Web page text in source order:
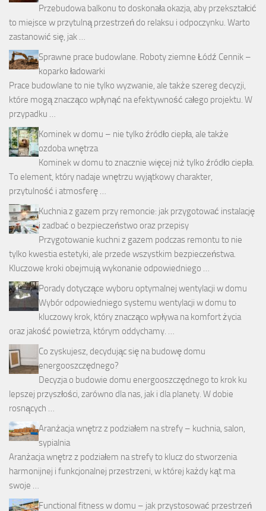
Przebudowa balkonu to doskonała okazja, aby przekształcić
to miejsce w przytulną przestrzeń do relaksu i odpoczynku. Warto
zastanowić się, jak …
Sprawne prace budowlane. Roboty ziemne Łódź Cennik –
koparko ładowarki
Prace budowlane to nie tylko wyzwanie, ale także szereg decyzji,
które mogą znacząco wpłynąć na efektywność całego projektu. W
przypadku …
Kominek w domu – nie tylko źródło ciepła, ale także
ozdoba wnętrza
Kominek w domu to znacznie więcej niż tylko źródło ciepła.
To element, który nadaje wnętrzu wyjątkowy charakter,
przytulność i atmosferę …
Kuchnia z gazem przy remoncie: jak przygotować instalację
i zadbać o bezpieczeństwo oraz przepisy
Przygotowanie kuchni z gazem podczas remontu to nie
tylko kwestia estetyki, ale przede wszystkim bezpieczeństwa.
Kluczowe kroki obejmują wykonanie odpowiedniego …
Porady dotyczące wyboru optymalnej wentylacji w domu
Wybór odpowiedniego systemu wentylacji w domu to
kluczowy krok, który znacząco wpływa na komfort życia
oraz jakość powietrza, którym oddychamy. …
Co zyskujesz, decydując się na budowę domu
energooszczędnego?
Decyzja o budowie domu energooszczędnego to krok ku
lepszej przyszłości, zarówno dla nas, jak i dla planety. W dobie
rosnących …
Aranżacja wnętrz z podziałem na strefy – kuchnia, salon,
sypialnia
Aranżacja wnętrz z podziałem na strefy to klucz do stworzenia
harmonijnej i funkcjonalnej przestrzeni, w której każdy kąt ma
swoje …
Functional fitness w domu – jak przystosować przestrzeń